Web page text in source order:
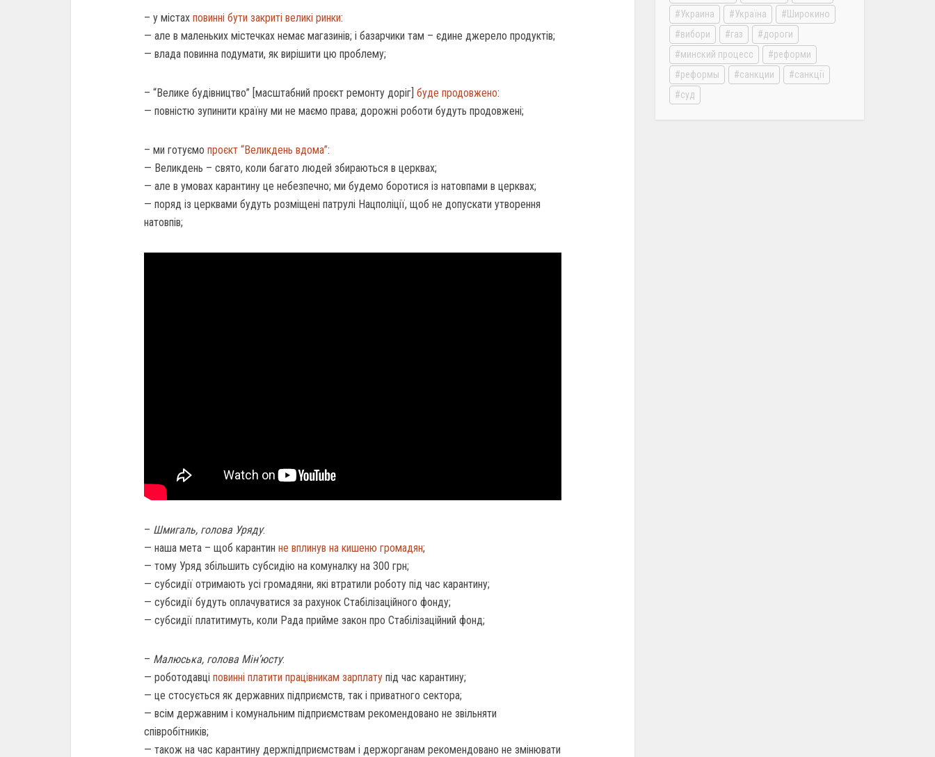
– у містах повинні бути закриті великі ринки:
— але в маленьких містечках немає магазинів; і базарчики там – єдине джерело продуктів;
— влада повинна подумати, як вирішити цю проблему;
– “Велике будівництво” [масштабний проєкт ремонту доріг] буде продовжено:
— повністю зупинити країну ми не маємо права; дорожні роботи будуть продовжені;
– ми готуємо проєкт “Великдень вдома”:
— Великдень – свято, коли багато людей збираються в церквах;
— але в умовах карантину це небезпечно; ми будемо боротися із натовпами в церквах;
— поряд із церквами будуть розміщені патрулі Нацполіції, щоб не допускати утворення
натовпів;
– Шмигаль, голова Уряду:
— наша мета – щоб карантин не вплинув на кишеню громадян;
— тому Уряд збільшить субсидію на комуналку на 300 грн;
— субсидії отримають усі громадяни, які втратили роботу під час карантину;
— субсидії будуть оплачуватися за рахунок Стабілізаційного фонду;
— субсидії платитимуть, коли Рада прийме закон про Стабілізаційний фонд;
– Малюська, голова Мін’юсту:
— роботодавці повинні платити працівникам зарплату під час карантину;
— це стосується як державних підприємств, так і приватного сектора;
— всім державним і комунальним підприємствам рекомендовано не звільняти
співробітників;
— також на час карантину держпідприємствам і держорганам рекомендовано не змінювати
Украина
Україна
Широкино
вибори
газ
дороги
минский процесс
реформи
реформы
санкции
санкції
суд